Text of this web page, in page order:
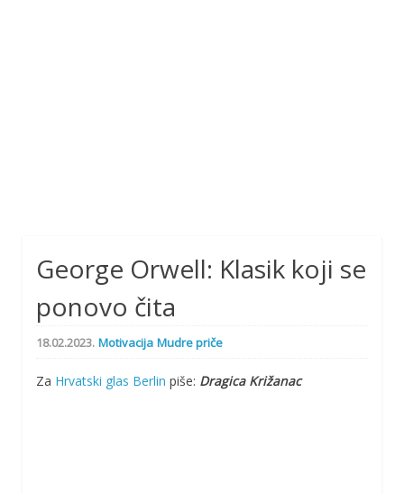
George Orwell: Klasik koji se
ponovo čita
18.02.2023. Motivacija Mudre priče
Za Hrvatski glas Berlin piše: Dragica Križanac